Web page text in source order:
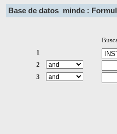
Base de datos minde :
1
2
3